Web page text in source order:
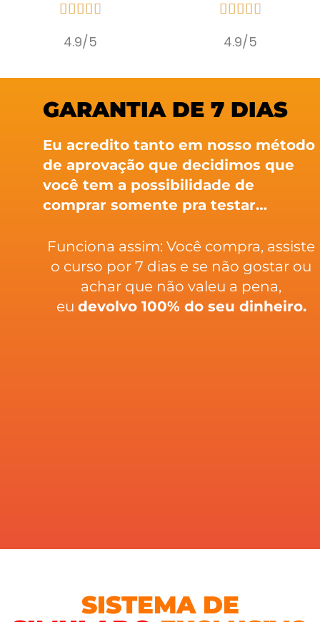

4.9/5

4.9/5
GARANTIA DE 7 DIAS
Eu acredito tanto em nosso método
de aprovação que decidimos que
você tem a possibilidade de
comprar somente pra testar…
Funciona assim: Você compra, assiste
o curso por 7 dias e se não gostar ou
achar que não valeu a pena,
eu devolvo 100% do seu dinheiro.
SISTEMA DE